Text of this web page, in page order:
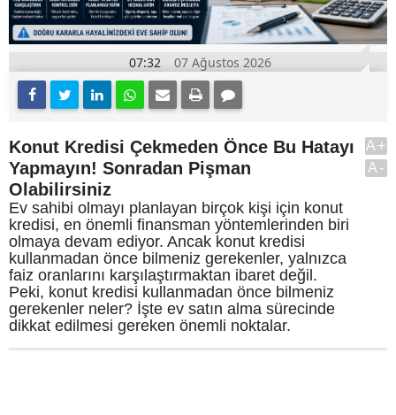
07:32 07 Ağustos 2026
Konut Kredisi Çekmeden Önce Bu Hatayı
Yapmayın! Sonradan Pişman
Olabilirsiniz
Ev sahibi olmayı planlayan birçok kişi için konut
kredisi, en önemli finansman yöntemlerinden biri
olmaya devam ediyor. Ancak konut kredisi
kullanmadan önce bilmeniz gerekenler, yalnızca
faiz oranlarını karşılaştırmaktan ibaret değil.
Peki, konut kredisi kullanmadan önce bilmeniz
gerekenler neler? İşte ev satın alma sürecinde
dikkat edilmesi gereken önemli noktalar.
A+
A-